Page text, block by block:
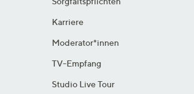
Karriere
Moderator*innen
TV-Empfang
Studio Live Tour